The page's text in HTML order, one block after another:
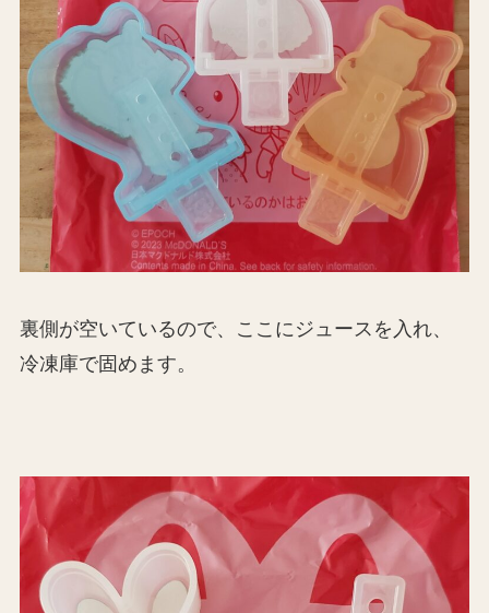
裏側が空いているので、ここにジュースを入れ、
冷凍庫で固めます。